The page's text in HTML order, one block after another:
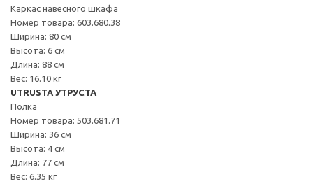
Каркас навесного шкафа
Номер товара: 603.680.38
Ширина: 80 см
Высота: 6 см
Длина: 88 см
Вес: 16.10 кг
UTRUSTA УТРУСТА
Полка
Номер товара: 503.681.71
Ширина: 36 см
Высота: 4 см
Длина: 77 см
Вес: 6.35 кг